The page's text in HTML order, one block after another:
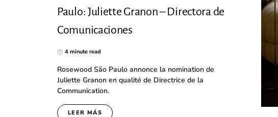
Paulo: Juliette Granon – Directora de
Comunicaciones
4 minute read
Rosewood São Paulo annonce la nomination de
Juliette Granon en qualité de Directrice de la
Communication.
LEER MÁS